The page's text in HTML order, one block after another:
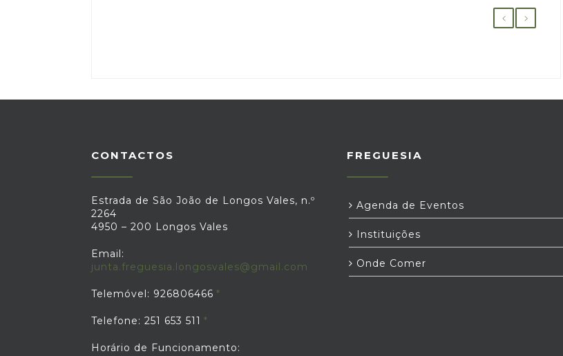
CONTACTOS
Estrada de São João de Longos Vales, n.º
2264
4950 – 200 Longos Vales
Email:
junta.freguesia.longosvales@gmail.com
Telemóvel: 926806466
Telefone: 251 653 511
Horário de Funcionamento:
FREGUESIA
Agenda de Eventos
Instituições
Onde Comer